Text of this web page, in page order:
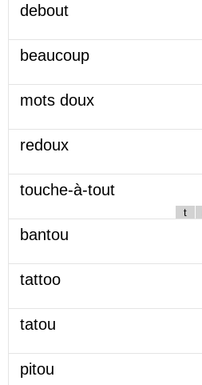
debout
beaucoup
mots doux
redoux
touche-à-tout
t
bantou
tattoo
tatou
pitou